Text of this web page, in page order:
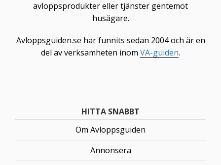
avloppsprodukter eller tjänster gentemot
husägare.
Avloppsguiden.se har funnits sedan 2004 och är en
del av verksamheten inom VA-guiden.
HITTA SNABBT
Om Avloppsguiden
Annonsera